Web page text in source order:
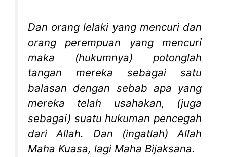
Dan orang lelaki yang mencuri dan
orang perempuan yang mencuri
maka (hukumnya) potonglah
tangan mereka sebagai satu
balasan dengan sebab apa yang
mereka telah usahakan, (juga
sebagai) suatu hukuman pencegah
dari Allah. Dan (ingatlah) Allah
Maha Kuasa, lagi Maha Bijaksana.